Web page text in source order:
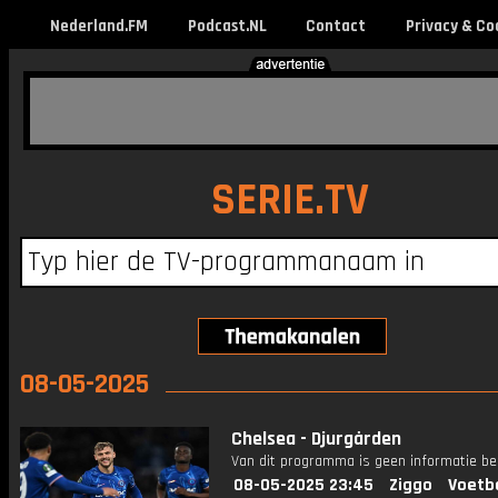
Nederland.FM Podcast.NL Contact Privacy &
SERIE.TV
08-05-2025
Chelsea - Djurgården
Van dit programma is geen informatie
08-05-2025 23:45 Ziggo